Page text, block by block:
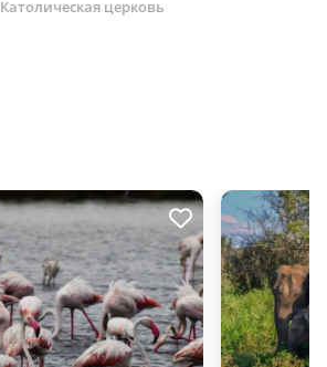
Католическая церковь